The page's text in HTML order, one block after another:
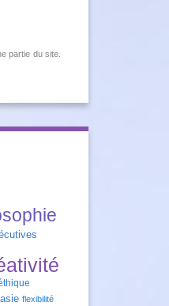
partie du site.
flexibilité